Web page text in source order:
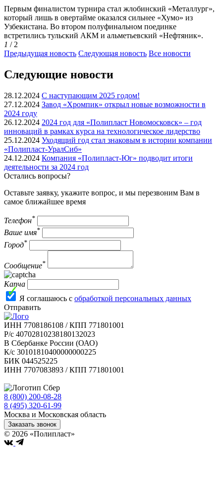
Первым финалистом турнира стал жлобинский «Металлург»,
который лишь в овертайме оказался сильнее «Хумо» из
Узбекистана. Во втором полуфинальном поединке
встретились тульский АКМ и альметьевский «Нефтяник».
1 / 2
Предыдущая новость Следующая новость Все новости
Следующие новости
28.12.2024 С наступающим 2025 годом!
27.12.2024 Завод «Хромпик» открыл новые возможности в
2024 году
26.12.2024 2024 год для «Полипласт Новомосковск» – год
инноваций в рамках курса на технологическое лидерство
25.12.2024 Уходящий год стал знаковым в истории компании
«Полипласт-УралСиб»
24.12.2024 Компания «Полипласт-Юг» подводит итоги
деятельности за 2024 год
Остались вопросы?
Оставьте заявку, укажите вопрос, и мы перезвоним Вам в
самое ближайшее время
Телефон*
Ваше имя*
Город*
Сообщение*
Капча
Я соглашаюсь с обработкой персональных данных
Отправить
ИНН 7708186108 / КПП 771801001
Р/с 40702810238180132023
В Сбербанке России (ОАО)
К/с 30101810400000000225
БИК 044525225
ИНН 7707083893 / КПП 771801001
8 (800) 200-08-28
8 (495) 320-61-99
Москва и Московская область
Заказать звонок
© 2026 «Полипласт»